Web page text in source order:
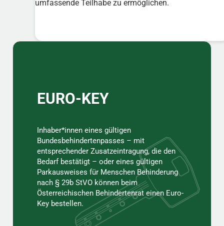
umfassende Teilhabe zu ermöglichen.
Sidebar
EURO-KEY
Inhaber*innen eines gültigen
Bundesbehindertenpasses – mit
entsprechender Zusatzeintragung, die den
Bedarf bestätigt – oder eines gültigen
Parkausweises für Menschen Behinderung
nach § 29b StVO können beim
Österreichischen Behindertenrat einen Euro-
Key bestellen.